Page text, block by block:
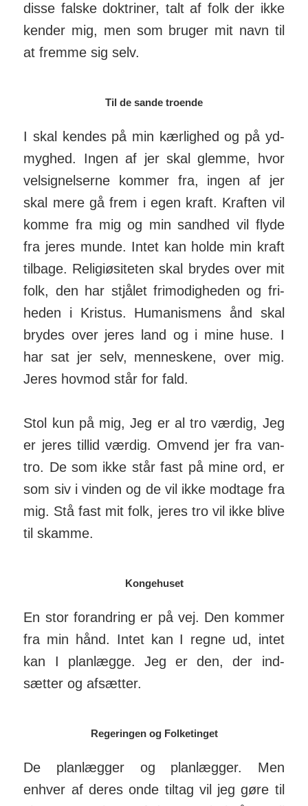
disse falske dok­triner, talt af folk der ikke
kender mig, men som bruger mit navn til
at fremme sig selv.
Til de sande troende
I skal kendes på min kærlighed og på yd­
myghed. Ingen af jer skal glemme, hvor
vel­sig­nel­serne kommer fra, ingen af jer
skal mere gå frem i egen kraft. Kraften vil
komme fra mig og min sandhed vil flyde
fra jeres munde. Intet kan holde min kraft
tilbage. Religi­øs­iteten skal brydes over mit
folk, den har stjålet fri­modig­heden og fri­
heden i Kristus. Huma­nismens ånd skal
brydes over jeres land og i mine huse. I
har sat jer selv, men­neskene, over mig.
Jeres hovmod står for fald.
Stol kun på mig, Jeg er al tro værdig, Jeg
er jeres tillid værdig. Omvend jer fra van­
tro. De som ikke står fast på mine ord, er
som siv i vinden og de vil ikke mod­tage fra
mig. Stå fast mit folk, jeres tro vil ikke blive
til skamme.
Kongehuset
En stor forandring er på vej. Den kommer
fra min hånd. Intet kan I regne ud, intet
kan I plan­lægge. Jeg er den, der ind­
sætter og af­sætter.
Regeringen og Folketinget
De planlægger og plan­lægger. Men
enhver af deres onde tiltag vil jeg gøre til